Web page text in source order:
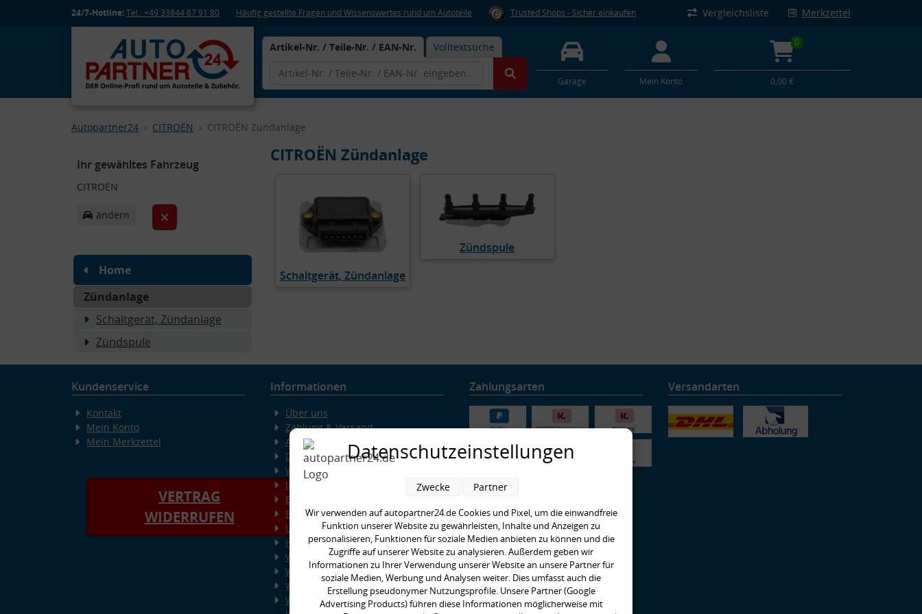
24/7-Hotline:Tel.: +49 33844 67 91 80 Häufig gestellte Fragen und Wissenswertes rund um Autoteile Trusted Shops - Sicher einkaufen Vergleichsliste Merkzettel
Artikel-Nr. / Teile-Nr. / EAN-Nr. Volltextsuche
Garage Mein Konto
0
0,00 €
Autopartner24 CITROËN CITROËN Zündanlage
Ihr gewähltes Fahrzeug
CITROËN
ändern
Home
Zündanlage
Schaltgerät, Zündanlage
Zündspule
CITROËN Zündanlage
Schaltgerät, Zündanlage
Zündspule
Kundenservice
Kontakt
Mein Konto
Mein Merkzettel
VERTRAG
WIDERRUFEN
Informationen
Über uns
Zahlung & Versand
AGB
Datenschutz
Widerruf
Impressum
Erklärung zur Barrierefreiheit
Bildnachweis
Unsere Partner
Häufig gestellte Fragen
Wissenswertes rund um Querlenker
Wissenswertes rund ums Fahrwerk
Wissenswertes rund ums Radlager
Wissenswertes rund um
Zahlungsarten Versandarten
Datenschutzeinstellungen
Wir verwenden auf autopartner24.de Cookies und Pixel, um die einwandfreie
Funktion unserer Website zu gewährleisten, Inhalte und Anzeigen zu
personalisieren, Funktionen für soziale Medien anbieten zu können und die
Zugriffe auf unserer Website zu analysieren. Außerdem geben wir
Informationen zu Ihrer Verwendung unserer Website an unsere Partner für
soziale Medien, Werbung und Analysen weiter. Dies umfasst auch die
Erstellung pseudonymer Nutzungsprofile. Unsere Partner (Google
Advertising Products) führen diese Informationen möglicherweise mit
Zwecke Partner